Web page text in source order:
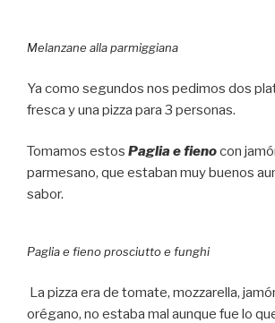
Melanzane alla parmiggiana
Ya como segundos nos pedimos dos
fresca y una pizza para 3 personas.
Tomamos estos Paglia e fienocon
parmesano, que estaban muy buenos
sabor.
Paglia e fieno prosciutto e funghi
La pizza era de tomate, mozzarella,
orégano, no estaba mal aunque fue lo